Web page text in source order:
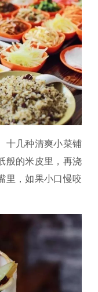
十几种清爽小菜铺
般的米皮里，再浇
里，如果小口慢咬